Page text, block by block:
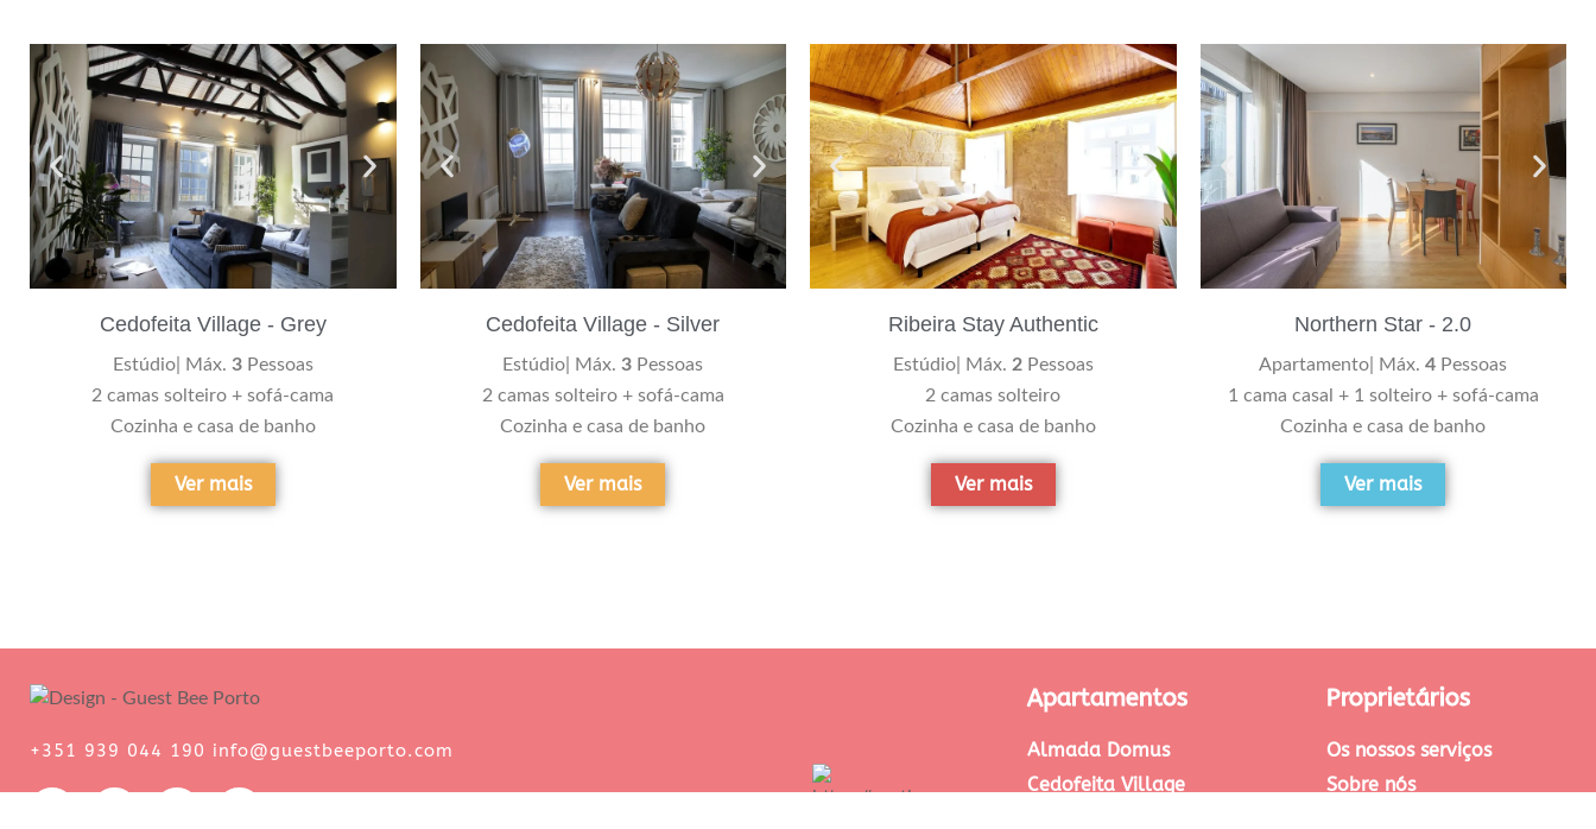
Cedofeita Village - Grey
Estúdio| Máx. 3Pessoas
2 camas solteiro + sofá-cama
Cozinha e casa de banho
Ver mais
Cedofeita Village - Silver
Estúdio| Máx.3 Pessoas
2 camas solteiro + sofá-cama
Cozinha e casa de banho
Ver mais
Ribeira Stay Authentic
Estúdio| Máx. 2Pessoas
2 camas solteiro
Cozinha e casa de banho
Ver mais
Northern Star - 2.0
Apartamento| Máx.4 Pessoas
1 cama casal + 1 solteiro + sofá-cama
Cozinha e casa de banho
Ver mais
+351 939 044 190 info@guestbeeporto.com
E
W
Apartamentos
Almada Domus
Cedofeita Village
Proprietários
Os nossos serviços
Sobre nós